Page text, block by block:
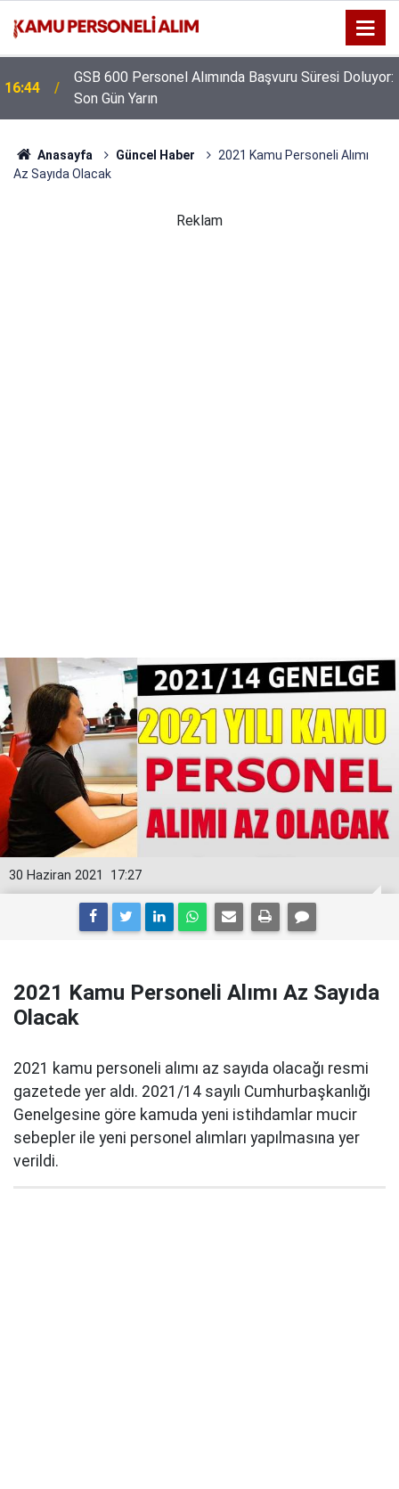
16:44
GSB 600 Personel Alımında Başvuru Süresi Doluyor:
Son Gün Yarın
Anasayfa Güncel Haber
2021 Kamu Personeli Alımı
Az Sayıda Olacak
Reklam
17:27
30 Haziran 2021
2021 Kamu Personeli Alımı Az Sayıda
Olacak
2021 kamu personeli alımı az sayıda olacağı resmi
gazetede yer aldı. 2021/14 sayılı Cumhurbaşkanlığı
Genelgesine göre kamuda yeni istihdamlar mucir
sebepler ile yeni personel alımları yapılmasına yer
verildi.